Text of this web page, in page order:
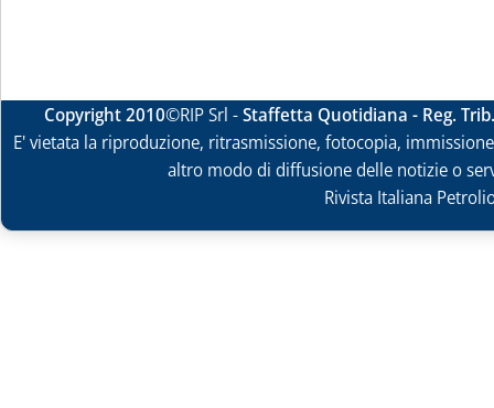
Copyright 2010©RIP Srl -Staffetta Quotidiana - Reg.
E' vietata la riproduzione, ritrasmissione, fotocopia,
altro modo di diffusione delle notizie o
Rivista Italiana